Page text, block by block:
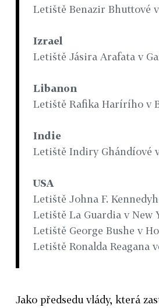
Letiště Benazir Bhuttové
Izrael
Letiště Jásira Arafata v
Libanon
Letiště Rafika Harírího v
Indie
Letiště Indiry Ghándíové
USA
Letiště Johna F.
Letiště La Guardia v New
Letiště George Bushe v
Letiště Ronalda Reagana
Jako předsedu vlády, která